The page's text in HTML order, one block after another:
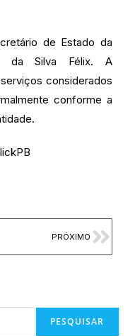
de Estado da
da Silva Félix. A
considerados
conforme a
PRÓXIMO
PESQUISAR